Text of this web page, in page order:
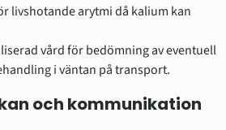
livshotande arytmi då kalium kan
vård för bedömning av eventuell
i väntan på transport.
och kommunikation